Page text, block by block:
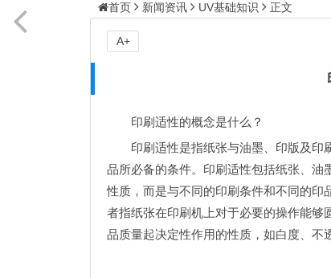
首页 新闻资讯 UV基础知识 正文
印刷适性的概念是什么？
印刷适性是指纸张与油墨、印版及印
品所必备的条件。印刷适性包括纸张、油
性质，而是与不同的印刷条件和不同的
者指纸张在印刷机上对于必要的操作能够
品质量起决定性作用的性质，如白度、不
A+